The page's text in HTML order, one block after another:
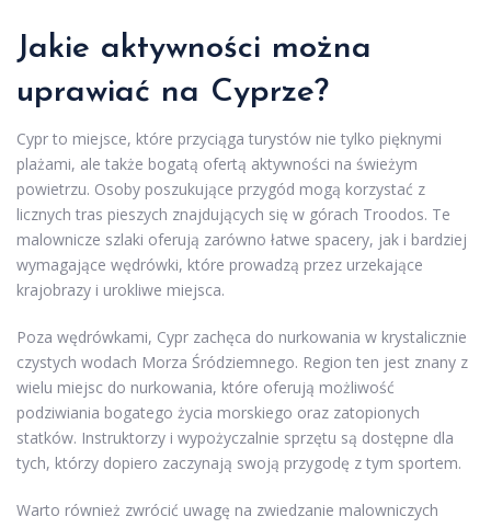
Jakie aktywności można
uprawiać na Cyprze?
Cypr to miejsce, które przyciąga turystów nie tylko pięknymi
plażami, ale także bogatą ofertą aktywności na świeżym
powietrzu. Osoby poszukujące przygód mogą korzystać z
licznych tras pieszych znajdujących się w górach Troodos. Te
malownicze szlaki oferują zarówno łatwe spacery, jak i bardziej
wymagające wędrówki, które prowadzą przez urzekające
krajobrazy i urokliwe miejsca.
Poza wędrówkami, Cypr zachęca do nurkowania w krystalicznie
czystych wodach Morza Śródziemnego. Region ten jest znany z
wielu miejsc do nurkowania, które oferują możliwość
podziwiania bogatego życia morskiego oraz zatopionych
statków. Instruktorzy i wypożyczalnie sprzętu są dostępne dla
tych, którzy dopiero zaczynają swoją przygodę z tym sportem.
Warto również zwrócić uwagę na zwiedzanie malowniczych